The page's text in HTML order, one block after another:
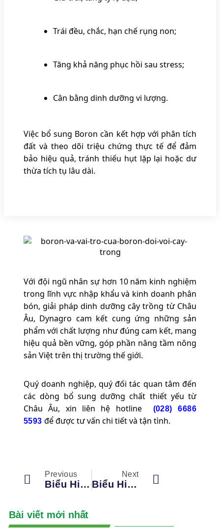
Trái đều, chắc, hạn chế rụng non;
Tăng khả năng phục hồi sau stress;
Cân bằng dinh dưỡng vi lượng.
Việc bổ sung Boron cần kết hợp với phân tích
đất và theo dõi triệu chứng thực tế để đảm
bảo hiệu quả, tránh thiếu hụt lặp lại hoặc dư
thừa tích tụ lâu dài.
Với đội ngũ nhân sự hơn 10 năm kinh nghiệm
trong lĩnh vực nhập khẩu và kinh doanh phân
bón, giải pháp dinh dưỡng cây trồng từ Châu
Âu, Dynagro cam kết cung ứng những sản
phẩm với chất lượng như đúng cam kết, mang
hiệu quả bền vững, góp phần nâng tầm nông
sản Việt trên thị trường thế giới.
Quý doanh nghiệp, quý đối tác quan tâm đến
các dòng bổ sung dưỡng chất thiết yếu từ
Châu Âu, xin liên hệ hotline
(028) 6686
5593 để được tư vấn chi tiết và tận tình.
Previous
Biểu Hiện, Tác Hại Khi Thừa Molypden, Thiếu Molypden Ở Cây Trồng
Next
Biểu Hiện, Tác Hại Khi Thừa Boron, Thiếu Boron Ở Cây Trồng
Bài viết mới nhất